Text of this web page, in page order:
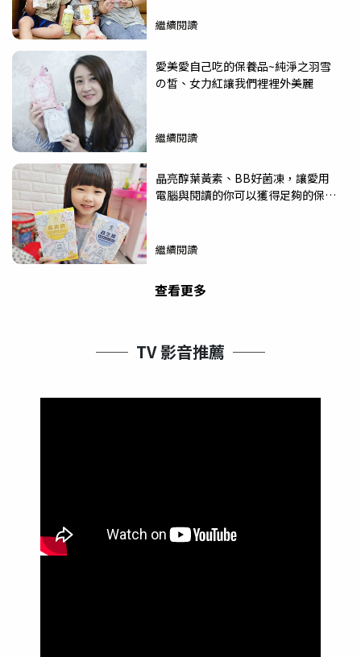
繼續閱讀
愛美愛自己吃的保養品~純淨之羽雪
の皙、女力紅讓我們裡裡外美麗
繼續閱讀
晶亮醇葉黃素、BB好菌凍，讓愛用
電腦與閱讀的你可以獲得足夠的保
繼續閱讀
查看更多
──  TV 影音推薦  ──